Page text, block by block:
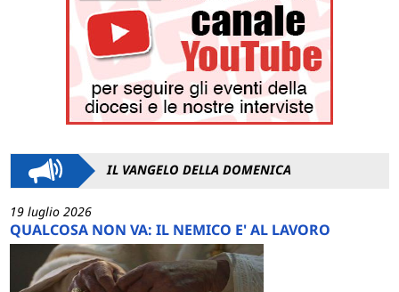
IL VANGELO DELLA DOMENICA
19 luglio 2026
QUALCOSA NON VA: IL NEMICO E' AL LAVORO